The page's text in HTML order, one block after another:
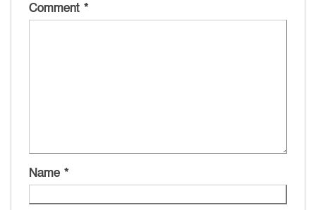
Comment *
Name *